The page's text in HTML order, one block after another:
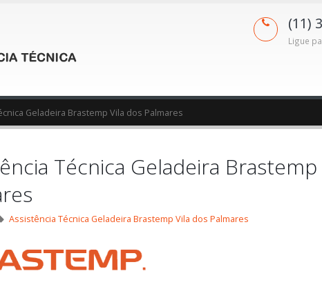
(11)
Ligue
Geladeira Brastemp Vila dos Palmares
Técnica Geladeira Brastemp
Assistência Técnica Geladeira Brastemp Vila dos Palmares